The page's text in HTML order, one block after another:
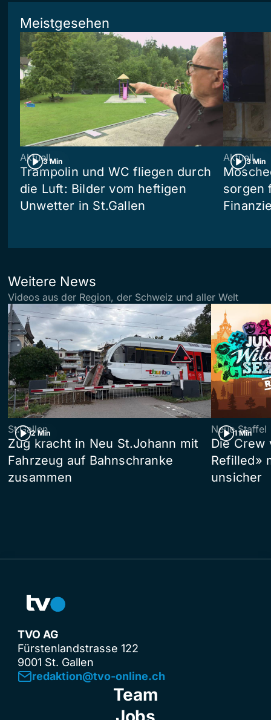
Meistgesehen
3 Min
Aktuell
Trampolin und WC fliegen durch
die Luft: Bilder vom heftigen
Unwetter in St.Gallen
3 Min
Aktuell
sorgen
Weitere News
Videos aus der Region, der Schweiz und aller Welt
2 Min
St.Gallen
Zug kracht in Neu St.Johann mit
Fahrzeug auf Bahnschranke
zusammen
1 Min
Neue Staffel
Die Crew
Refilled»
unsicher
TVO AG
Fürstenlandstrasse 122
9001 St. Gallen
redaktion@tvo-online.ch
Team